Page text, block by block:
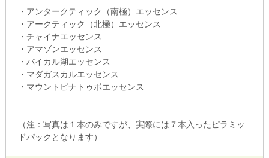
・アンタークティック（南極）エッセンス
・アークティック（北極）エッセンス
・チャイナエッセンス
・アマゾンエッセンス
・バイカル湖エッセンス
・マダガスカルエッセンス
・マウントピナトゥボエッセンス
（注：写真は１本のみですが、実際には７本入ったピラミッ
ドパックとなります）